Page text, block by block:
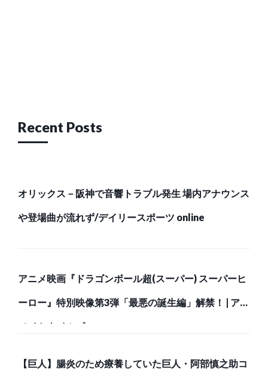
Recent Posts
オリックス－阪神で音響トラブル発生 場内アナウンス
や登場曲が流れず/デイリースポーツ online
アニメ映画『ドラゴンボール超(スーパー) スーパーヒ
ーロー』特別映像第3弾「最悪の誕生編」解禁！ | アニ
メイトタイムズ
【巨人】腸炎のため療養していた巨人・阿部慎之助コ